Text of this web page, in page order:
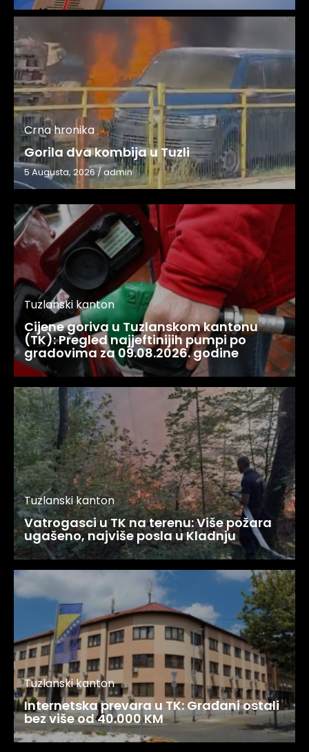
Crna hronika
Gorila dva kombija u Tuzli
5 Augusta, 2026/admin
Tuzlanski kanton
Cijene goriva u Tuzlanskom kantonu
(TK): Pregled najjeftinijih pumpi po
gradovima za 09.08.2026. godine
Tuzlanski kanton
Vatrogasci u TK na terenu: Više požara
ugašeno, najviše posla u Kladnju
Tuzlanski kanton
Internetska prevara u TK: Građani ostali
bez više od 40.000 KM